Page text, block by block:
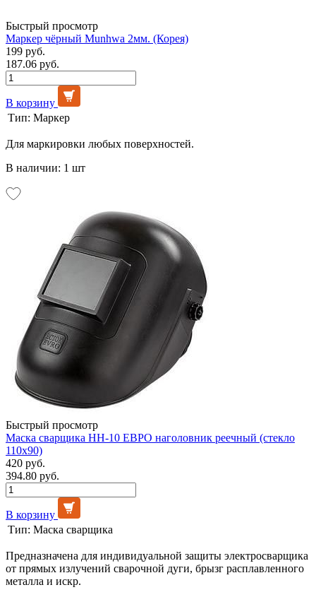
Быстрый просмотр
Маркер чёрный Munhwa 2мм. (Корея)
199 руб.
187.06 руб.
В корзину
Тип: Маркер
Для маркировки любых поверхностей.
В наличии: 1 шт
Быстрый просмотр
Маска сварщика НН-10 ЕВРО наголовник реечный (стекло
110х90)
420 руб.
394.80 руб.
В корзину
Тип: Маска сварщика
Предназначена для индивидуальной защиты электросварщика
от прямых излучений сварочной дуги, брызг расплавленного
металла и искр.